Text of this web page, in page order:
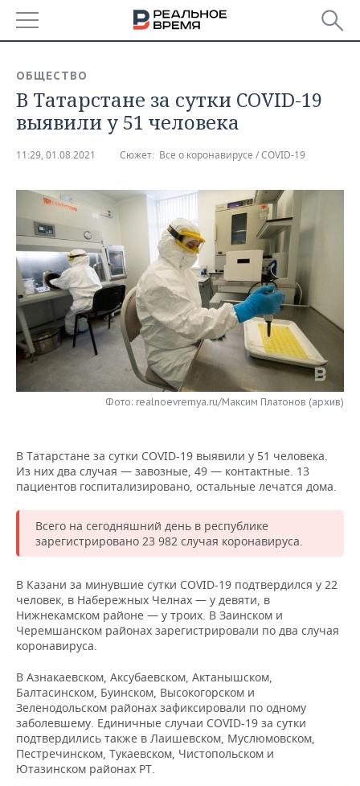
БАШКОРТОСТАН
ТАТАРСТАН
НОВОСТИ
АНАЛИТИКА
ДЕКЛАРАЦИИ О ДОХОДАХ
КОРОЛИ ГОСЗАКАЗА ПФО
ВУЗЫ ТАТАРСТАНА
КОМУ ПРИНАДЛЕЖАТ
ТОРГОВЫЕ ЦЕНТРЫ
ТАТАРСТАНА
НОВОСТИ ЭКОНОМИКИ
ФИНАНСЫ
БАНКИ
БЮДЖЕТ
ИНВЕСТИЦИИ
ПРОМЫШЛЕННОСТЬ
НОВОСТИ
ПРОМЫШЛЕННОСТИ
АГРОПРОМ
МАШИНОСТРОЕНИЕ
НЕФТЕХИМИЯ
ЭНЕРГЕТИКА
НЕДВИЖИМОСТЬ
НОВОСТИ НЕДВИЖИМОСТИ
АВТО
НОВОСТИ АВТО
БИЗНЕС
НОВОСТИ БИЗНЕСА
РОЗНИЧНАЯ ТОРГОВЛЯ
УСЛУГИ
ТЕХНОЛОГИИ
НОВОСТИ ТЕХНОЛОГИЙ
МЕДИА
МЕРОПРИЯТИЯ
ВЫЕЗДНАЯ РЕДАКЦИЯ
ONLINE-КОНФЕРЕНЦИИ
НОВОСТИ СПОРТА
ХОККЕЙ
ВОЛЕЙБОЛ
КИБЕРСПОРТ
ФИГУРНОЕ КАТАНИЕ
ВОДНЫЕ ВИДЫ СПОРТА
ХОККЕЙ С МЯЧОМ
ОБЩЕСТВО
ВЛАСТЬ
ИСТОРИЯ
КУЛЬТУРА
МЕДИЦИНА
ОБРАЗОВАНИЕ
ПРОИСШЕСТВИЯ
СЮЖЕТЫ
СПИСОК ПЕРСОН
СПИСОК КОМПАНИЙ
ПОЛНАЯ ВЕРСИЯ
ОБЩЕСТВО
В Татарстане за сутки COVID-19
выявили у 51 человека
11:29, 01.08.2021 Сюжет: Все о коронавирусе / COVID-19
Фото: realnoevremya.ru/Максим Платонов (архив)
В Татарстане за сутки COVID-19 выявили у 51 человека.
Из них два случая — завозные, 49 — контактные. 13
пациентов госпитализировано, остальные лечатся дома.
Всего на сегодняшний день в республике
зарегистрировано 23 982 случая коронавируса.
В Казани за минувшие сутки СOVID-19 подтвердился у 22
человек, в Набережных Челнах — у девяти, в
Нижнекамском районе — у троих. В Заинском и
Черемшанском районах зарегистрировали по два случая
коронавируса.
В Азнакаевском, Аксубаевском, Актанышском,
Балтасинском, Буинском, Высокогорском и
Зеленодольском районах зафиксировали по одному
заболевшему. Единичные случаи COVID-19 за сутки
подтвердились также в Лаишевском, Муслюмовском,
Пестречинском, Тукаевском, Чистопольском и
Ютазинском районах РТ.